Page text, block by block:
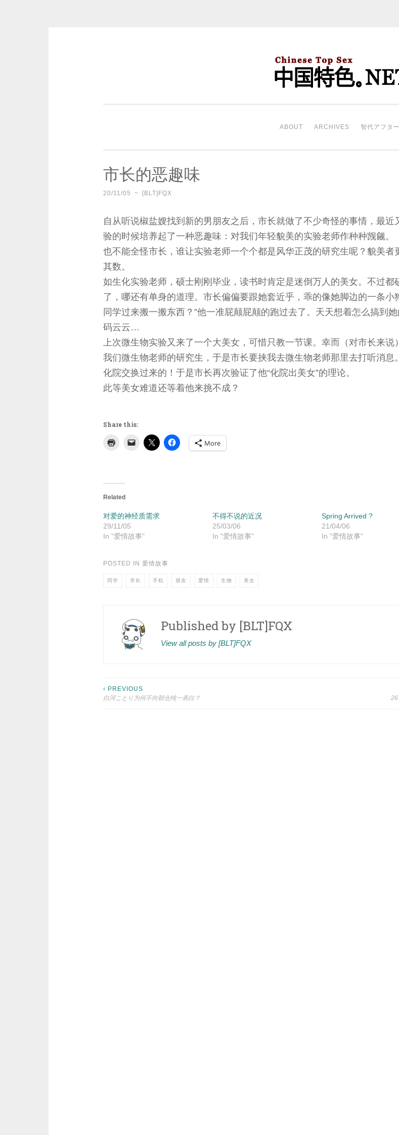
ABOUT ARCHIVES 智代アフター
市长的恶趣味
20/11/05 ~ [BLT]FQX
自从听说椒盐嫂找到新的男朋友之后，市长就做了不少奇怪的事情，最近
验的时候培养起了一种恶趣味：对我们年轻貌美的实验老师作种种觊觎。
也不能全怪市长，谁让实验老师一个个都是风华正茂的研究生呢？貌美者
其数。
如生化实验老师，硕士刚刚毕业，读书时肯定是迷倒万人的美女。不过都
了，哪还有单身的道理。市长偏偏要跟她套近乎，乖的像她脚边的一条小
同学过来搬一搬东西？”他一准屁颠屁颠的跑过去了。天天想着怎么搞到
码云云…
上次微生物实验又来了一个大美女，可惜只教一节课。幸而（对市长来说
我们微生物老师的研究生，于是市长要挟我去微生物老师那里去打听消息
化院交换过来的！于是市长再次验证了他“化院出美女”的理论。
此等美女难道还等着他来挑不成？
Share this:
More
Related
对爱的神经质需求
29/11/05
In "爱情故事"
不得不说的近况
25/03/06
In "爱情故事"
Spring Arrived ?
21/04/06
In "爱情故事"
POSTED IN 爱情故事
同学 市长 手机 朋友 爱情 生物 美女
Published by [BLT]FQX
View all posts by [BLT]FQX
Post
‹ PREVIOUS
白河ことり为何不向朝仓纯一表白？
26